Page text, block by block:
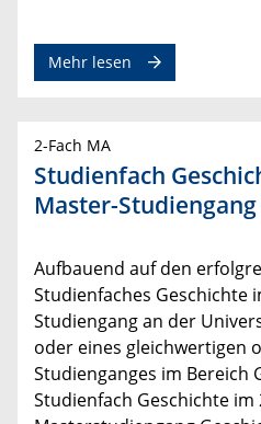
Mehr lesen zum Thema
2-Fach MA
Studienfach
Master-Studiengang
Aufbauend auf den
Studienfaches Geschichte
Studiengang an der
oder eines gleichwertigen
Studienganges im Bereich
Studienfach Geschichte im